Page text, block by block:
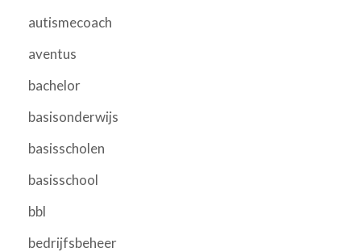
autismecoach
aventus
bachelor
basisonderwijs
basisscholen
basisschool
bbl
bedrijfsbeheer